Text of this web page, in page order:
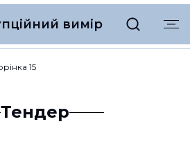
вимір
15
Тендер